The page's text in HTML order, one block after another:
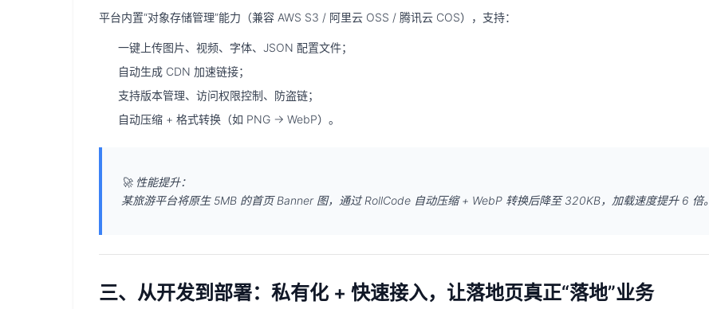
平台内置“对象存储管理”能力（兼容 AWS S3 / 阿里云 OSS / 腾讯云 COS），支持：
一键上传图片、视频、字体、JSON 配置文件；
自动生成 CDN 加速链接；
支持版本管理、访问权限控制、防盗链；
自动压缩 + 格式转换（如 PNG → WebP）。
🚀 性能提升：
某旅游平台将原生 5MB 的首页 Banner 图，通过 RollCode 自动压缩 + WebP 转换后降至 320KB，加载速度提升 6 倍。
三、从开发到部署：私有化 + 快速接入，让落地页真正“落地”业务